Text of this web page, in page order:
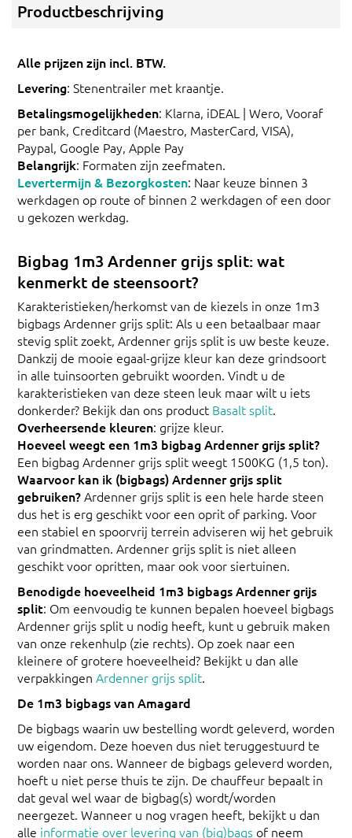
Productbeschrijving
Alle prijzen zijn incl. BTW.
Levering: Stenentrailer met kraantje.
Betalingsmogelijkheden: Klarna, iDEAL | Wero, Vooraf
per bank, Creditcard (Maestro, MasterCard, VISA),
Paypal, Google Pay, Apple Pay
Belangrijk: Formaten zijn zeefmaten.
Levertermijn & Bezorgkosten: Naar keuze binnen 3
werkdagen op route of binnen 2 werkdagen of een door
u gekozen werkdag.
Bigbag 1m3 Ardenner grijs split: wat
kenmerkt de steensoort?
Karakteristieken/herkomst van de kiezels in onze 1m3
bigbags Ardenner grijs split: Als u een betaalbaar maar
stevig split zoekt, Ardenner grijs split is uw beste keuze.
Dankzij de mooie egaal-grijze kleur kan deze grindsoort
in alle tuinsoorten gebruikt woorden. Vindt u de
karakteristieken van deze steen leuk maar wilt u iets
donkerder? Bekijk dan ons product Basalt split.
Overheersende kleuren: grijze kleur.
Hoeveel weegt een 1m3 bigbag Ardenner grijs split?
Een bigbag Ardenner grijs split weegt 1500KG (1,5 ton).
Waarvoor kan ik (bigbags) Ardenner grijs split
gebruiken?Ardenner grijs split is een hele harde steen
dus het is erg geschikt voor een oprit of parking. Voor
een stabiel en spoorvrij terrein adviseren wij het gebruik
van grindmatten. Ardenner grijs split is niet alleen
geschikt voor opritten, maar ook voor siertuinen.
Benodigde hoeveelheid 1m3 bigbags Ardenner grijs
split: Om eenvoudig te kunnen bepalen hoeveel bigbags
Ardenner grijs split u nodig heeft, kunt u gebruik maken
van onze rekenhulp (zie rechts). Op zoek naar een
kleinere of grotere hoeveelheid? Bekijkt u dan alle
verpakkingen Ardenner grijs split.
De 1m3 bigbags van Amagard
De bigbags waarin uw bestelling wordt geleverd, worden
uw eigendom. Deze hoeven dus niet teruggestuurd te
worden naar ons. Wanneer de bigbags geleverd worden,
hoeft u niet perse thuis te zijn. De chauffeur bepaalt in
dat geval wel waar de bigbag(s) wordt/worden
neergezet. Wanneer u nog vragen heeft, bekijkt u dan
alle informatie over levering van (big)bags of neem